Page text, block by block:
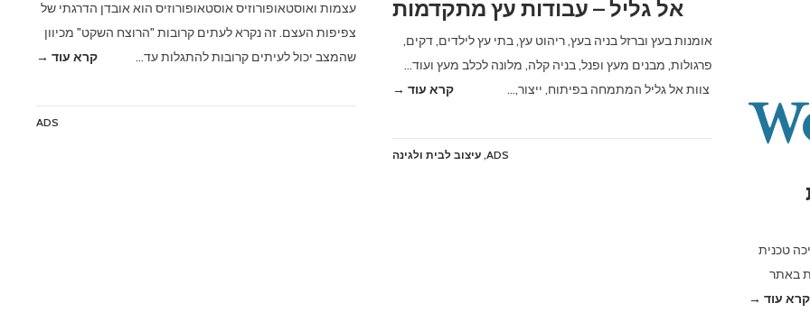
עצמות ואוסטאופורוזיס אוסטאופורוזיס הוא אובדן הדרגתי של
צפיפות העצם. זה נקרא לעתים קרובות "הרוצח השקט" מכיוון
שהמצב יכול לעיתים קרובות להתגלות עד…
קרא עוד →
ADS
אל גליל – עבודות עץ מתקדמות
אומנות בעץ וברזל בניה בעץ, ריהוט עץ, בתי עץ לילדים, דקים,
פרגולות, מבנים מעץ ופנל, בניה קלה, מלונה לכלב מעץ ועוד…
צוות אל גליל המתמחה בפיתוח, ייצור,…
קרא עוד →
ADS
,עיצוב לבית ולגינה
טכנית
באתר
קרא עוד →